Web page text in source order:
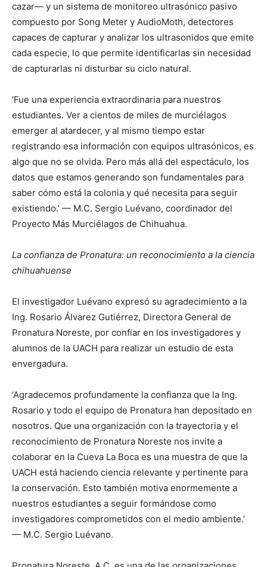
cazar— y un sistema de monitoreo ultrasónico pasivo
compuesto por Song Meter y AudioMoth, detectores
capaces de capturar y analizar los ultrasonidos que emite
cada especie, lo que permite identificarlas sin necesidad
de capturarlas ni disturbar su ciclo natural.
‘Fue una experiencia extraordinaria para nuestros
estudiantes. Ver a cientos de miles de murciélagos
emerger al atardecer, y al mismo tiempo estar
registrando esa información con equipos ultrasónicos, es
algo que no se olvida. Pero más allá del espectáculo, los
datos que estamos generando son fundamentales para
saber cómo está la colonia y qué necesita para seguir
existiendo.’ — M.C. Sergio Luévano, coordinador del
Proyecto Más Murciélagos de Chihuahua.
La confianza de Pronatura: un reconocimiento a la ciencia
chihuahuense
El investigador Luévano expresó su agradecimiento a la
Ing. Rosario Álvarez Gutiérrez, Directora General de
Pronatura Noreste, por confiar en los investigadores y
alumnos de la UACH para realizar un estudio de esta
envergadura.
‘Agradecemos profundamente la confianza que la Ing.
Rosario y todo el equipo de Pronatura han depositado en
nosotros. Que una organización con la trayectoria y el
reconocimiento de Pronatura Noreste nos invite a
colaborar en la Cueva La Boca es una muestra de que la
UACH está haciendo ciencia relevante y pertinente para
la conservación. Esto también motiva enormemente a
nuestros estudiantes a seguir formándose como
investigadores comprometidos con el medio ambiente.’
— M.C. Sergio Luévano.